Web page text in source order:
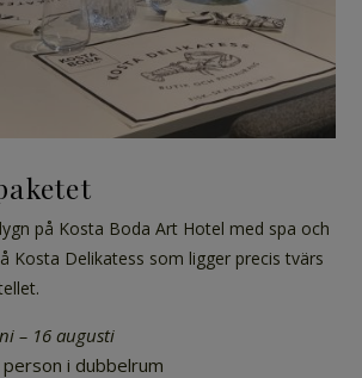
på Kosta Boda Art Hotel med spa och
Kosta Delikatess som ligger precis tvärs
– 16 augusti
i dubbelrum